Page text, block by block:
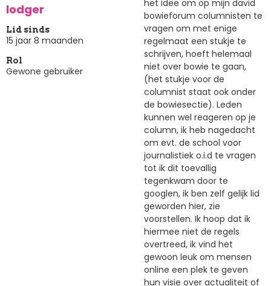
lodger
Lid sinds
15 jaar 8 maanden
Rol
Gewone gebruiker
het idee om op mijn david
bowieforum columnisten te
vragen om met enige
regelmaat een stukje te
schrijven, hoeft helemaal
niet over bowie te gaan,
(het stukje voor de
columnist staat ook onder
de bowiesectie). Leden
kunnen wel reageren op je
column, ik heb nagedacht
om evt. de school voor
journalistiek o.i.d te vragen
tot ik dit toevallig
tegenkwam door te
googlen, ik ben zelf gelijk lid
geworden hier, zie
voorstellen. Ik hoop dat ik
hiermee niet de regels
overtreed, ik vind het
gewoon leuk om mensen
online een plek te geven
hun visie over actualiteit of